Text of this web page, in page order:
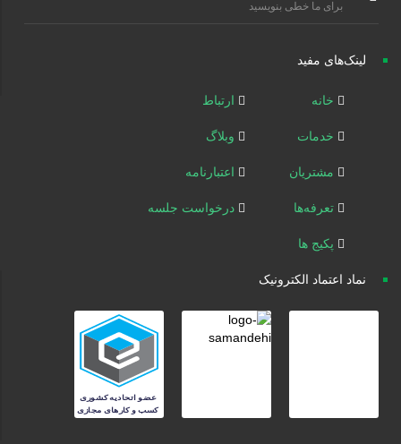
برای ما خطی بنویسید
لینک‌های مفید
خانه
خدمات
مشتریان
تعرفه‌ها
پکیج ها
ارتباط
وبلاگ
اعتبارنامه
درخواست جلسه
نماد اعتماد الکترونیک